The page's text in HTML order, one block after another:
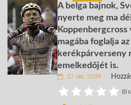
A belga bajnok,
nyerte meg ma
magába foglalja
kerékpárverseny
emelkedőjét is.
27 okt. 2009
(0